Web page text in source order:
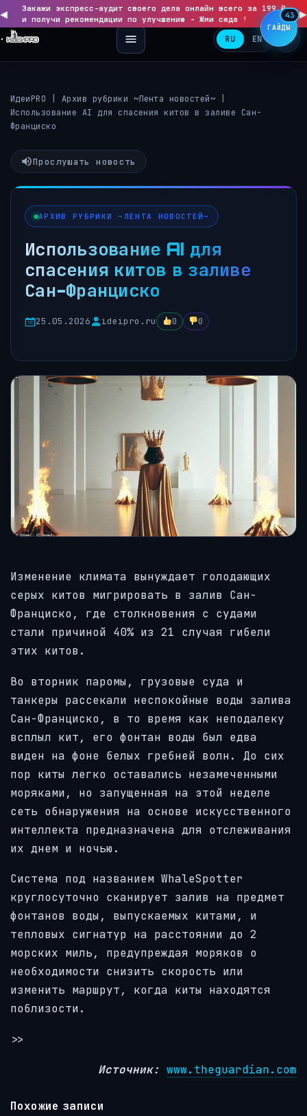
◀
Закажи экспресс-аудит своего дела онлайн всего за 199 ₽
и получи рекомендации по улучшению - Жми сюда !
▶
RU EN
ИдеиPRO Архив рубрики ~Лента новостей~
Использование AI для спасения китов в заливе Сан-
Франциско
Прослушать новость
АРХИВ РУБРИКИ ~ЛЕНТА НОВОСТЕЙ~
Использование AI для
спасения китов в заливе
Сан-Франциско
25.05.2026 ideipro.ru 0 0
Изменение климата вынуждает голодающих
серых китов мигрировать в залив Сан-
Франциско, где столкновения с судами
стали причиной 40% из 21 случая гибели
этих китов.
Во вторник паромы, грузовые суда и
танкеры рассекали неспокойные воды залива
Сан-Франциско, в то время как неподалеку
всплыл кит, его фонтан воды был едва
виден на фоне белых гребней волн. До сих
пор киты легко оставались незамеченными
моряками, но запущенная на этой неделе
сеть обнаружения на основе искусственного
интеллекта предназначена для отслеживания
их днем и ночью.
Система под названием WhaleSpotter
круглосуточно сканирует залив на предмет
фонтанов воды, выпускаемых китами, и
тепловых сигнатур на расстоянии до 2
морских миль, предупреждая моряков о
необходимости снизить скорость или
изменить маршрут, когда киты находятся
поблизости.
>>
Источник: www.theguardian.com
Похожие записи
ГАЙДЫ
43